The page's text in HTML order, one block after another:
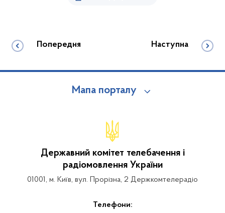
Попередня Наступна
Мапа порталу
Державний комітет телебачення і
радіомовлення України
01001, м. Київ, вул. Прорізна, 2 Держкомтелерадіо
Телефони: